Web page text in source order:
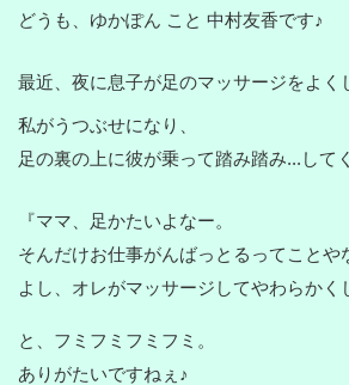
どうも、ゆかぽん こと 中村友香です♪
最近、夜に息子が足のマッサージをよく
私がうつぶせになり、
足の裏の上に彼が乗って踏み踏み...して
『ママ、足かたいよなー。
そんだけお仕事がんばっとるってことや
よし、オレがマッサージしてやわらかく
と、フミフミフミフミ。
ありがたいですねぇ♪